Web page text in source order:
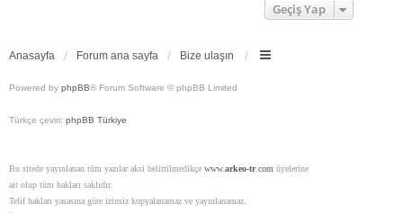
Geçiş Yap
Anasayfa Forum ana sayfa Bize ulaşın
Powered by phpBB® Forum Software © phpBB Limited
Türkçe çeviri: phpBB Türkiye
Bu sitede yayınlanan tüm yazılar aksi belirtilmedikçe www.arkeo-tr.com üyelerine
ait olup tüm hakları saklıdır.
Telif hakları yasasına göre izinsiz kopyalanamaz ve yayınlanamaz.